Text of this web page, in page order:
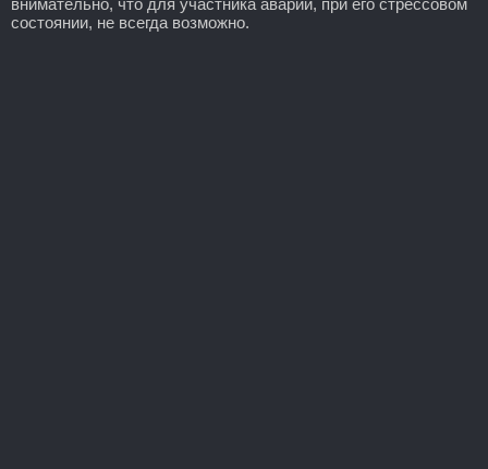
состоянии, не всегда возможно.